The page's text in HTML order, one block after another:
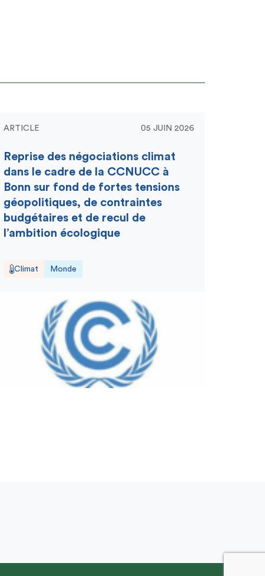
ARTICLE 05 JUIN 2026
Reprise des négociations climat
dans le cadre de la CCNUCC à
Bonn sur fond de fortes tensions
géopolitiques, de contraintes
budgétaires et de recul de
l’ambition écologique
Climat Monde